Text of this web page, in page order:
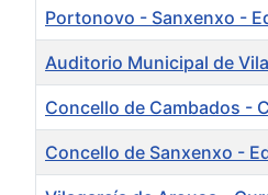
Portonovo - Sanxenxo -
Auditorio Municipal de
Concello de Cambados -
Concello de Sanxenxo -